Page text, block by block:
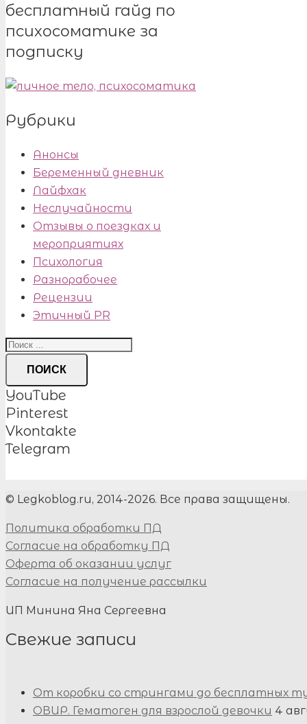
бесплатный гайд по
психосоматике за
подписку
Рубрики
Анонсы
Беременный дневник
Лайфхак
Неслучайности
Отзывы о поездках и
мероприятиях
Психология
Разнорабочее
Рецензии
Этичный PR
ПОИСК
YouTube
Pinterest
Vkontakte
Telegram
© Legkoblog.ru, 2014-2026. Все права защищены.
Политика обработки ПД
Согласие на обработку ПД
Оферта об оказании услуг
Согласие на получение рассылки
ИП Минина Яна Сергеевна
Свежие записи
От коробки со стрингами до бесплатных
ОВИР. Гематоген для взрослой девочки 4